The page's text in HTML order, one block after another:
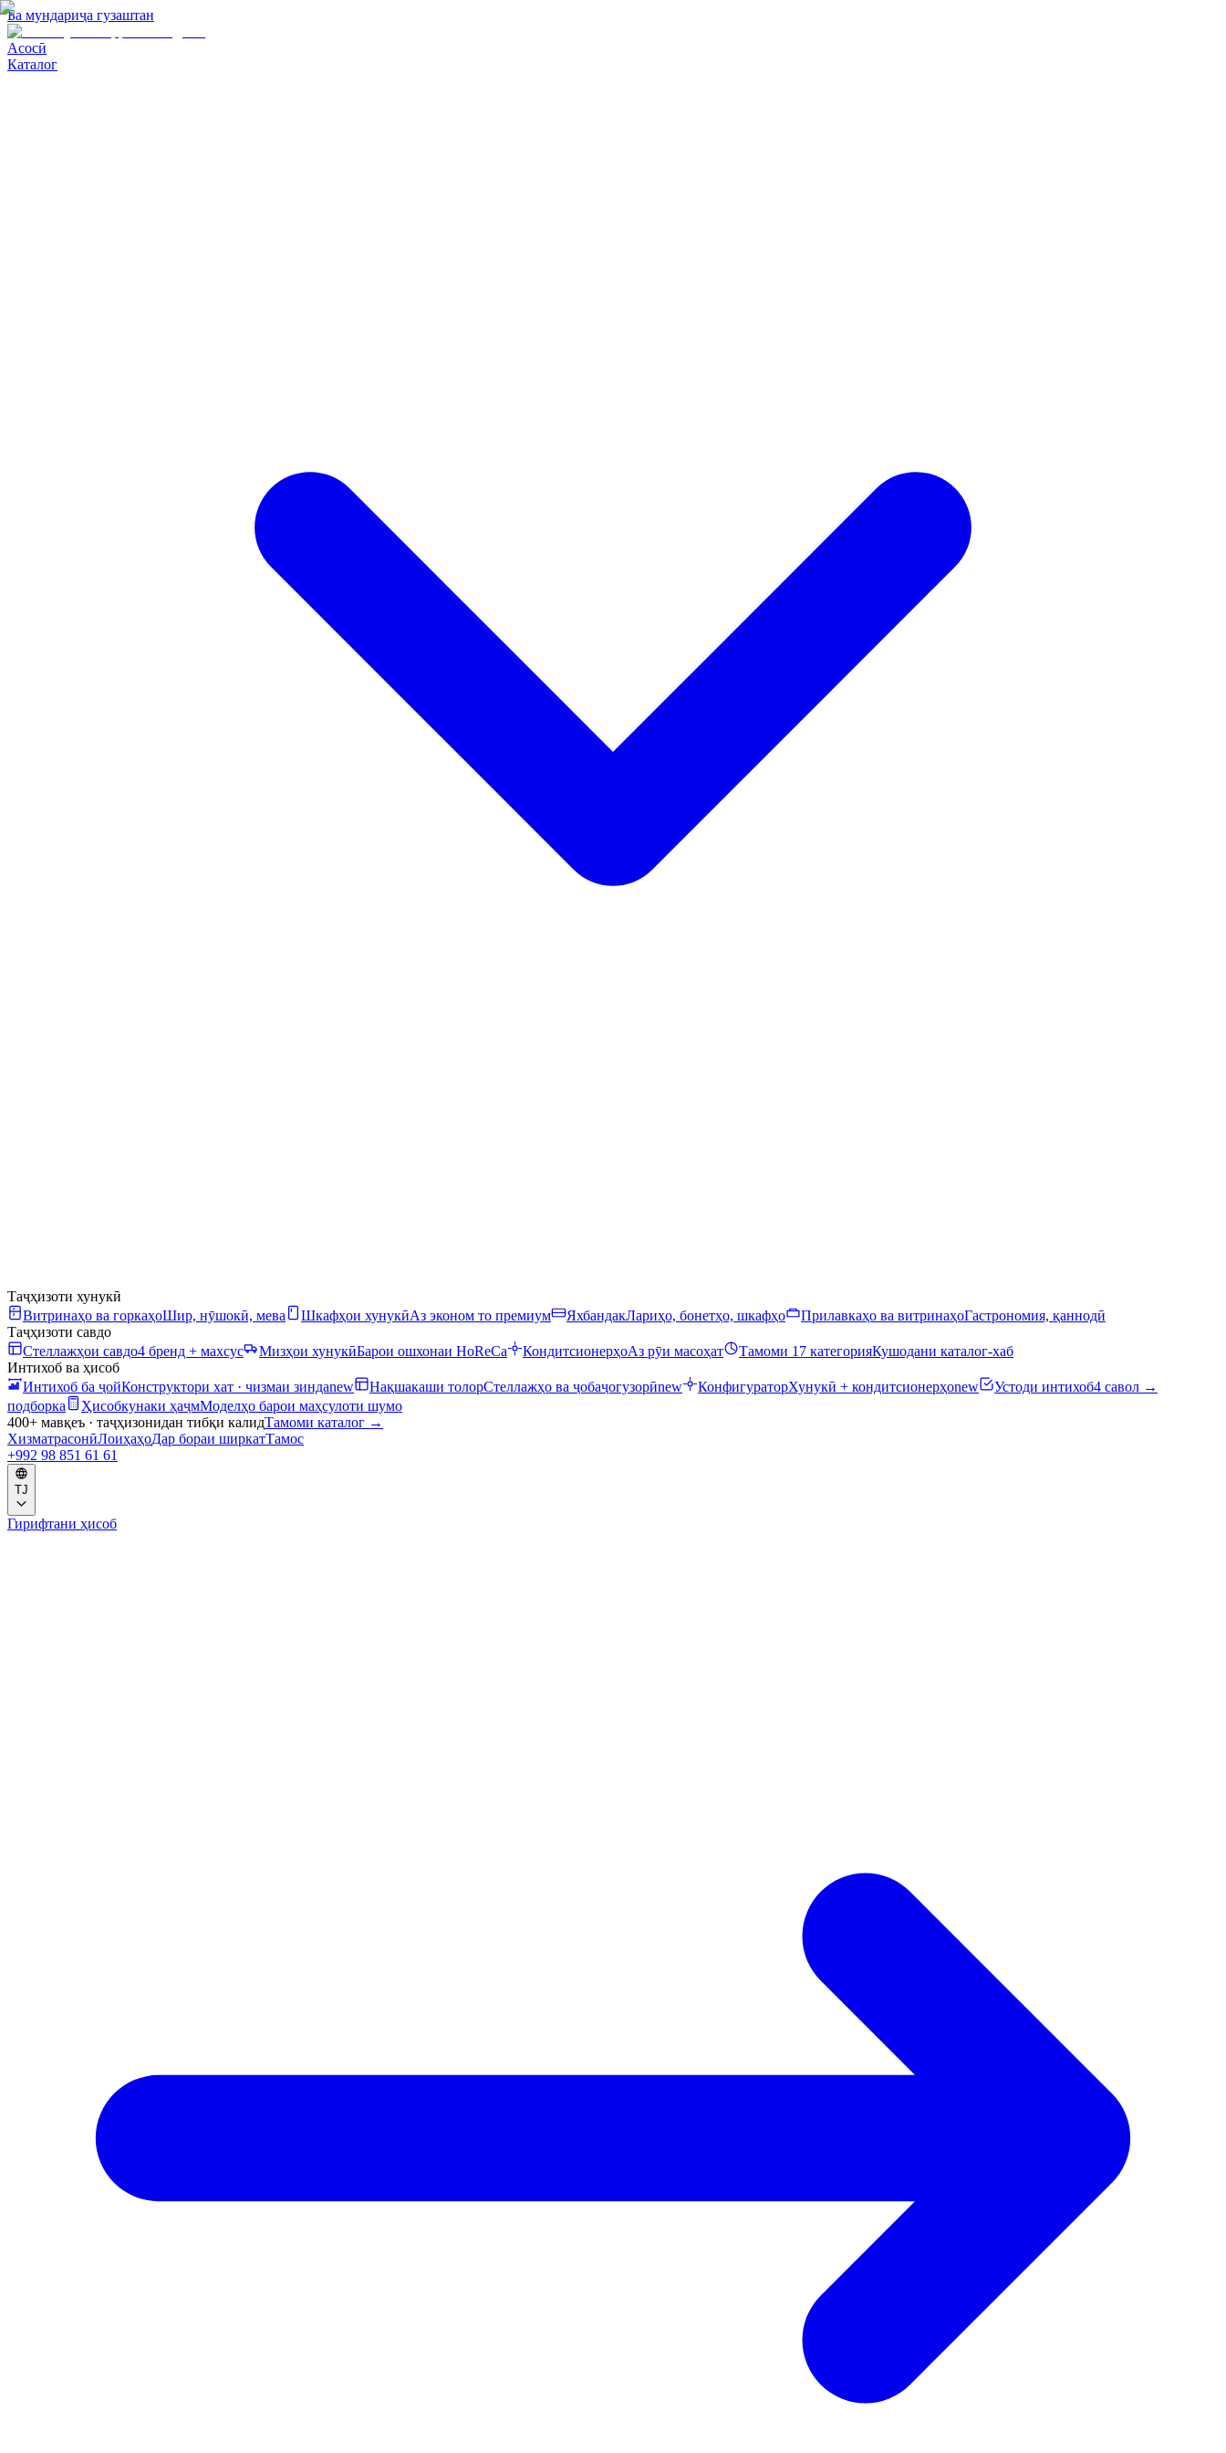
Ба мундариҷа гузаштан
Асосӣ
Каталог
Таҷҳизоти хунукӣ
Витринаҳо ва горкаҳоШир, нӯшокӣ, мева Шкафҳои хунукӣАз эконом то премиум ЯхбандакЛариҳо, бонетҳо, шкафҳо Прилавкаҳо ва витринаҳоГастрономия, қаннодӣ
Таҷҳизоти савдо
Стеллажҳои савдо4 бренд + махсус Мизҳои хунукӣБарои ошхонаи HoReCa КондитсионерҳоАз рӯи масоҳат Тамоми 17 категорияКушодани каталог-хаб
Интихоб ва ҳисоб
Интихоб ба ҷойКонструктори хат · чизмаи зиндаnew Нақшакаши толорСтеллажҳо ва ҷобаҷогузорӣnew КонфигураторХунукӣ + кондитсионерҳоnew Устоди интихоб4 савол →
подборка
Ҳисобкунаки ҳаҷмМоделҳо барои маҳсулоти шумо
400+ мавқеъ · таҷҳизонидан тибқи калидТамоми каталог →
ХизматрасонӣЛоиҳаҳоДар бораи ширкатТамос
+992 98 851 61 61
TJ
Гирифтани ҳисоб